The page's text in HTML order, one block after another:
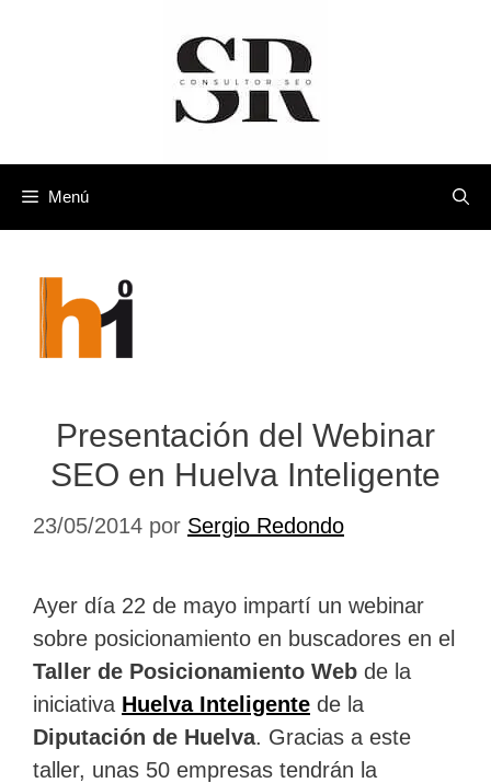
Menú
Presentación del Webinar
SEO en Huelva Inteligente
23/05/2014 por Sergio Redondo
Ayer día 22 de mayo impartí un webinar
sobre posicionamiento en buscadores en el
Taller de Posicionamiento Web de la
iniciativa Huelva Inteligente de la
Diputación de Huelva. Gracias a este
taller, unas 50 empresas tendrán la